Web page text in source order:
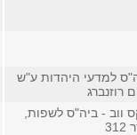
למדעי היהדות ע"ש
רוזנברג
ווב - ביה"ס לשפות,